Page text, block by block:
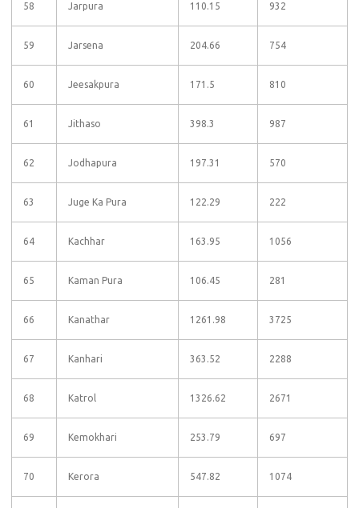
58 Jarpura 110.15 932
59 Jarsena 204.66 754
60 Jeesakpura 171.5 810
61 Jithaso 398.3 987
62 Jodhapura 197.31 570
63 Juge Ka Pura 122.29 222
64 Kachhar 163.95 1056
65 Kaman Pura 106.45 281
66 Kanathar 1261.98 3725
67 Kanhari 363.52 2288
68 Katrol 1326.62 2671
69 Kemokhari 253.79 697
70 Kerora 547.82 1074